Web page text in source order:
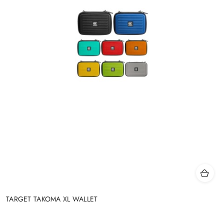
TARGET TAKOMA XL WALLET